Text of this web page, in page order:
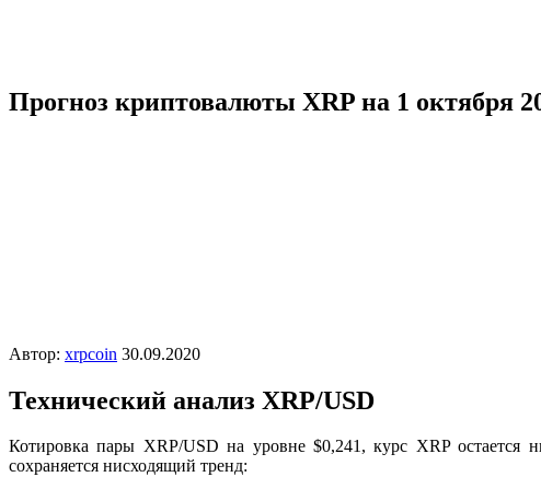
Прогноз криптовалюты XRP на 1 октября
Автор: xrpcoin 30.09.2020
Технический анализ XRP/USD
Котировка пары XRP/USD на уровне $0,241, курс XRP остается
сохраняется нисходящий тренд: